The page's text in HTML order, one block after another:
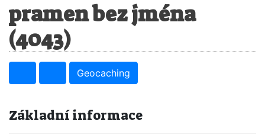
pramen bez jména
(4043)
Geocaching
Základní informace